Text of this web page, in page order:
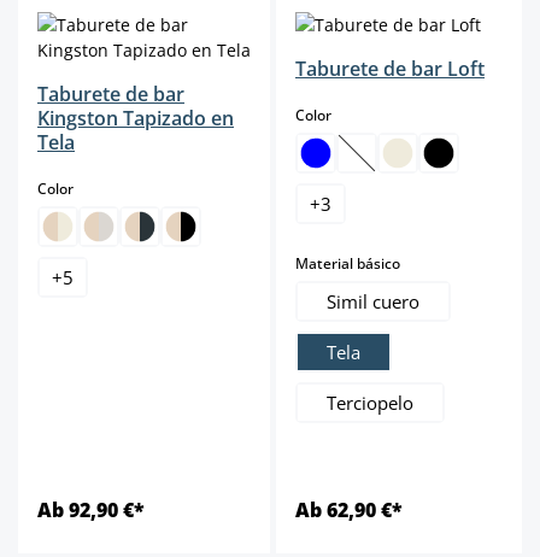
Taburete de bar
Kingston Tapizado en
Tela
Colorselect
+5
Ab 92,90 €*
Taburete de bar Loft
Colorselect
(Esta opción no está
+3
Material básicoselect
Simil cuero
Tela
Terciopelo
Ab 62,90 €*